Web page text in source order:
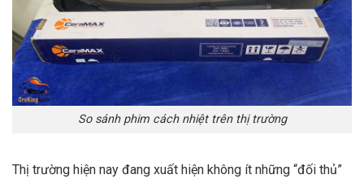
So sánh phim cách nhiệt trên thị trường
Thị trường hiện nay đang xuất hiện không ít những “đối thủ”